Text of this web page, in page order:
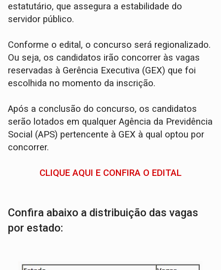
estatutário, que assegura a estabilidade do
servidor público.
Conforme o edital, o concurso será regionalizado.
Ou seja, os candidatos irão concorrer às vagas
reservadas à Gerência Executiva (GEX) que foi
escolhida no momento da inscrição.
Após a conclusão do concurso, os candidatos
serão lotados em qualquer Agência da Previdência
Social (APS) pertencente à GEX à qual optou por
concorrer.
CLIQUE AQUI E CONFIRA O EDITAL
Confira abaixo a distribuição das vagas
por estado: